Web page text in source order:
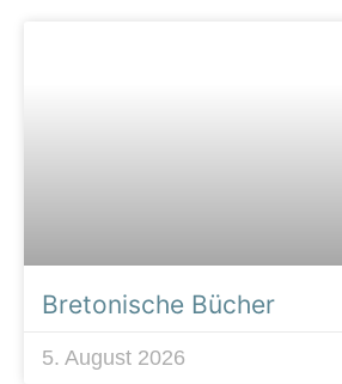
Bretonische Bücher
5. August 2026